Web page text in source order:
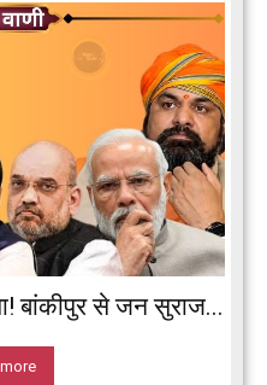
बांकीपुर से जन सुराज...